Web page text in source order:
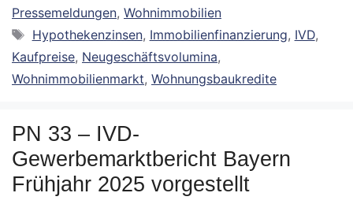
Pressemeldungen, Wohnimmobilien
Schlagwörter
Hypothekenzinsen, Immobilienfinanzierung, IVD,
Kaufpreise, Neugeschäftsvolumina,
Wohnimmobilienmarkt, Wohnungsbaukredite
PN 33 – IVD-
Gewerbemarktbericht Bayern
Frühjahr 2025 vorgestellt